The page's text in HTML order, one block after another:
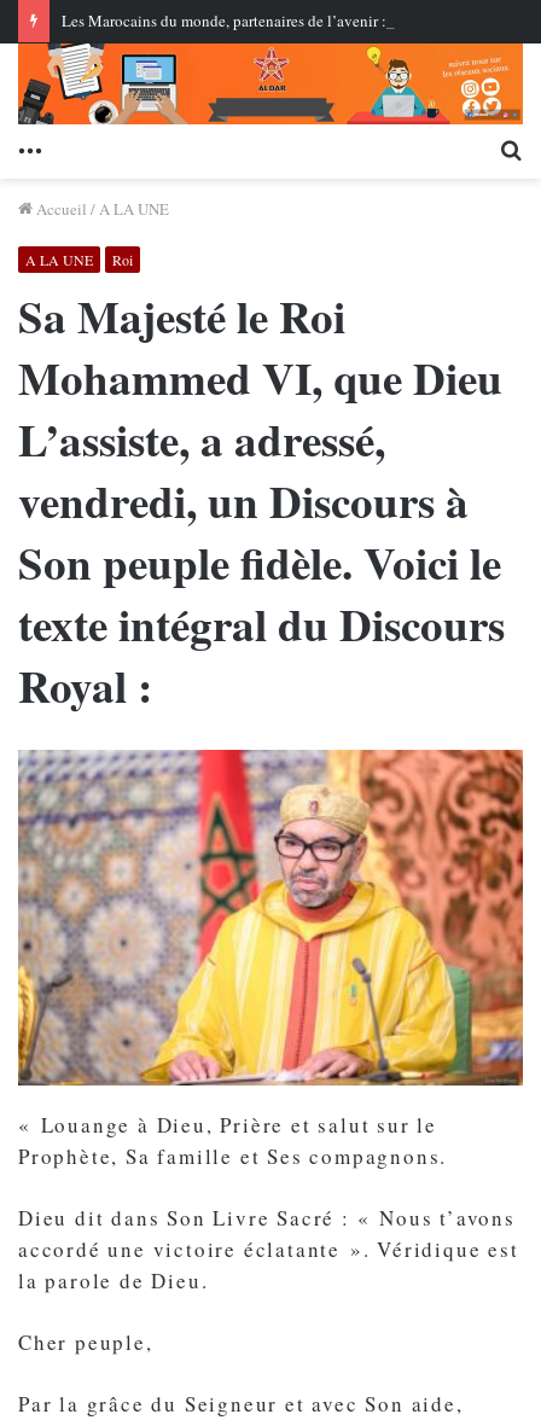
Accueil /A LA UNE
A LA UNE Roi
Sa Majesté le Roi
Mohammed VI, que Dieu
L’assiste, a adressé,
vendredi, un Discours à
Son peuple fidèle. Voici le
texte intégral du Discours
Royal :
« Louange à Dieu, Prière et salut sur le
Prophète, Sa famille et Ses compagnons.
Dieu dit dans Son Livre Sacré : « Nous t’avons
accordé une victoire éclatante ». Véridique est
la parole de Dieu.
Cher peuple,
Par la grâce du Seigneur et avec Son aide,